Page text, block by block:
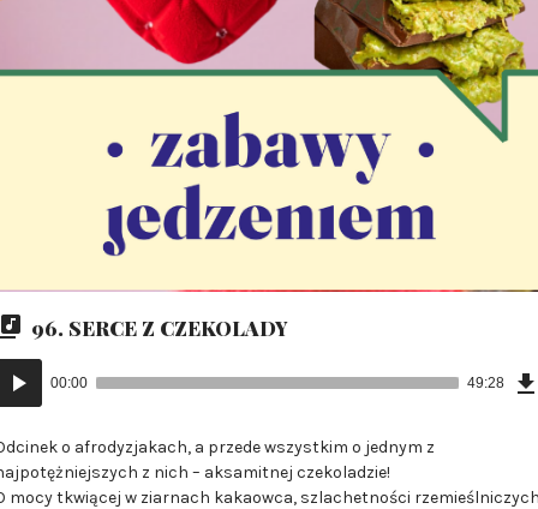
96. SERCE Z CZEKOLADY
00:00 49:28
o afrodyzjakach, a przede wszystkim o jednym z
z nich – aksamitnej czekoladzie!
mocy tkwiącej w ziarnach kakaowca, szlachetności